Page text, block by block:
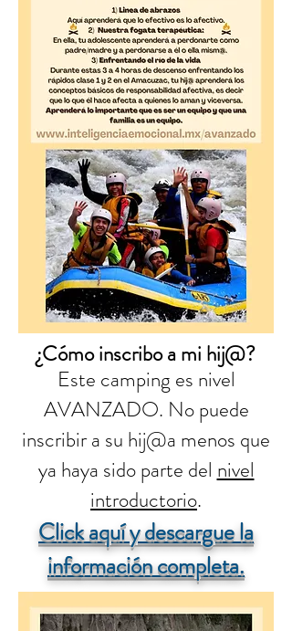
¿Cómo inscribo a mi hij@?
Este camping es nivel
AVANZADO. No puede
inscribir a su hij@a menos que
ya haya sido parte del nivel
introductorio.
Click aquí y descargue la
información completa.